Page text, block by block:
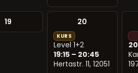
19 20
KURS
Level 1+2
19:15 – 20:45
Hertastr. 11, 12051